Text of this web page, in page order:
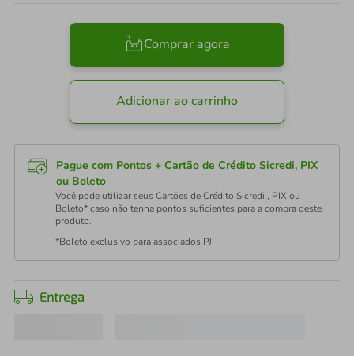
Comprar agora
Adicionar ao carrinho
Pague com Pontos + Cartão de Crédito Sicredi, PIX
ou Boleto
Você pode utilizar seus Cartões de Crédito Sicredi , PIX ou
Boleto* caso não tenha pontos suficientes para a compra deste
produto.
*Boleto exclusivo para associados PJ
Entrega